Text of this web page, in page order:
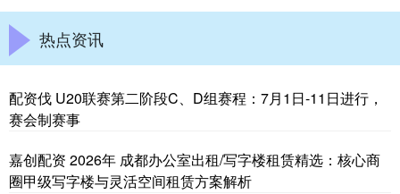
热点资讯
配资伐 U20联赛第二阶段C、D组赛程：7月1日-11日进行，
赛会制赛事
嘉创配资 2026年 成都办公室出租/写字楼租赁精选：核心商
圈甲级写字楼与灵活空间租赁方案解析